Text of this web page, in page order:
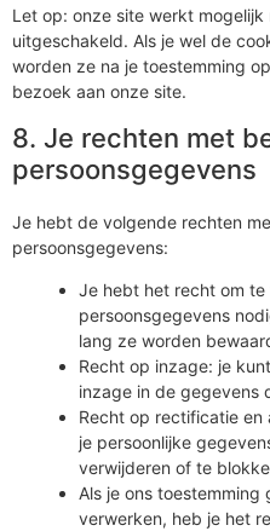
Let op: onze site werkt
uitgeschakeld. Als je wel de
worden ze na je toestemming
bezoek aan onze site.
8. Je rechten met
persoonsgegevens
Je hebt de volgende rechten
persoonsgegevens:
Je hebt het recht om te
persoonsgegevens
lang ze worden
Recht op inzage: je
inzage in de gegevens
Recht op rectificatie en
je persoonlijke
verwijderen of te
Als je ons
verwerken, heb je het